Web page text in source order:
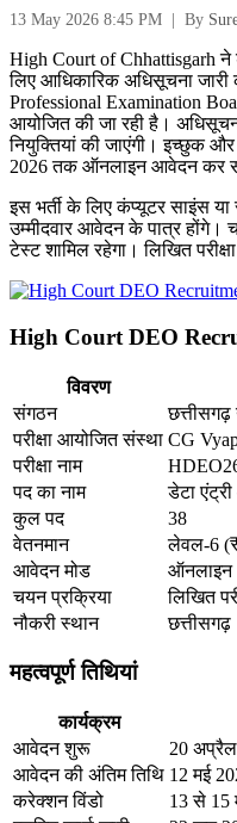
13 May 2026 8:45 PM | By
High Court of Chhattisgarh ने
लिए आधिकारिक अधिसूचना जारी
Professional Examination
आयोजित की जा रही है।
नियुक्तियां की जाएंगी। इच्छुक
2026 तक ऑनलाइन आवेदन कर
इस भर्ती के लिए कंप्यूटर साइंस
उम्मीदवार आवेदन के पात्र होंगे।
टेस्ट शामिल रहेगा। लिखित
High Court DEO
विवरण
संगठन
छत्तीसगढ़
परीक्षा आयोजित संस्था CG
परीक्षा नाम
पद का नाम
डेटा
कुल पद
38
वेतनमान
लेवल-6
आवेदन मोड
ऑनलाइन
चयन प्रक्रिया
लिखित
नौकरी स्थान
छत्तीसगढ़
महत्वपूर्ण तिथियां
कार्यक्रम
आवेदन शुरू
20
आवेदन की अंतिम तिथि 12 मई
करेक्शन विंडो
13 से 15